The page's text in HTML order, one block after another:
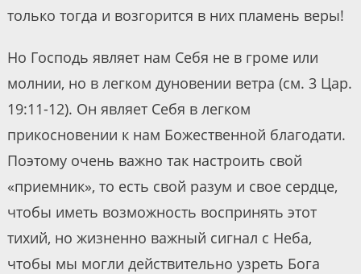
только тогда и возгорится в них пламень веры!
Но Господь являет нам Себя не в громе или
молнии, но в легком дуновении ветра (см. 3 Цар.
19:11-12). Он являет Себя в легком
прикосновении к нам Божественной благодати.
Поэтому очень важно так настроить свой
«приемник», то есть свой разум и свое сердце,
чтобы иметь возможность воспринять этот
тихий, но жизненно важный сигнал с Неба,
чтобы мы могли действительно узреть Бога